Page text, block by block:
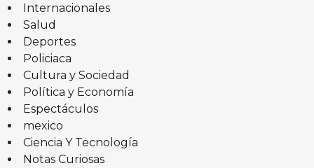
Internacionales
Salud
Deportes
Policiaca
Cultura y Sociedad
Política y Economía
Espectáculos
mexico
Ciencia Y Tecnología
Notas Curiosas